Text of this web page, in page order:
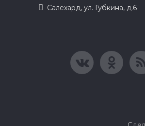
Салехард, ул. Губкина, д.6